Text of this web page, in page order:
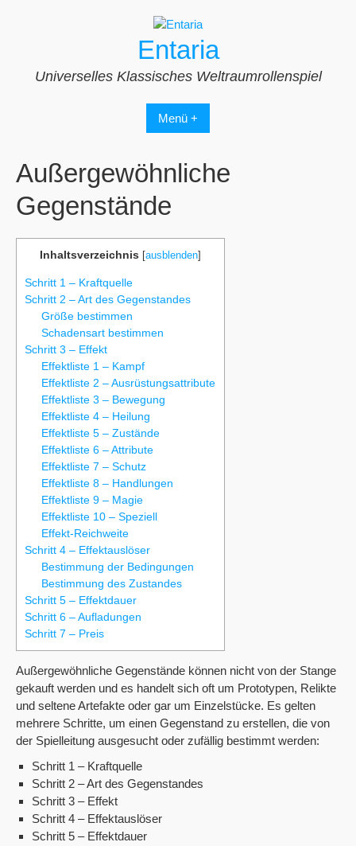
Entaria
Universelles Klassisches Weltraumrollenspiel
Menü +
Außergewöhnliche
Gegenstände
Inhaltsverzeichnis [ausblenden]
Schritt 1 – Kraftquelle
Schritt 2 – Art des Gegenstandes
Größe bestimmen
Schadensart bestimmen
Schritt 3 – Effekt
Effektliste 1 – Kampf
Effektliste 2 – Ausrüstungsattribute
Effektliste 3 – Bewegung
Effektliste 4 – Heilung
Effektliste 5 – Zustände
Effektliste 6 – Attribute
Effektliste 7 – Schutz
Effektliste 8 – Handlungen
Effektliste 9 – Magie
Effektliste 10 – Speziell
Effekt-Reichweite
Schritt 4 – Effektauslöser
Bestimmung der Bedingungen
Bestimmung des Zustandes
Schritt 5 – Effektdauer
Schritt 6 – Aufladungen
Schritt 7 – Preis
Außergewöhnliche Gegenstände können nicht von der Stange
gekauft werden und es handelt sich oft um Prototypen, Relikte
und seltene Artefakte oder gar um Einzelstücke. Es gelten
mehrere Schritte, um einen Gegenstand zu erstellen, die von
der Spielleitung ausgesucht oder zufällig bestimmt werden:
Schritt 1 – Kraftquelle
Schritt 2 – Art des Gegenstandes
Schritt 3 – Effekt
Schritt 4 – Effektauslöser
Schritt 5 – Effektdauer